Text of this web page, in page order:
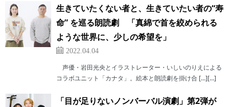
生きていたくない者と、生きていたい者の“寿
命” を巡る朗読劇 「真綿で首を絞められる
ような世界に、少しの希望を」
2022.04.04
声優・岩田光央とイラストレーター・いしいのりえによる
コラボユニット「カナタ」。絵本と朗読劇を掛け合 […][…]
「目が足りないノンバーバル演劇」第2弾が